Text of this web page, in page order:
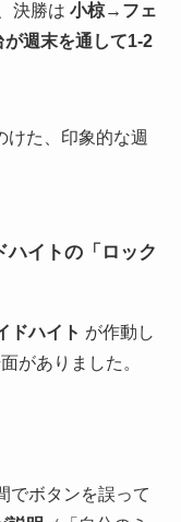
決勝は 小椋→フェ
が週末を通して1-2
けた、印象的な週
ハイトの「ロック
ドハイト が作動し
がありました。
でボタンを誤って